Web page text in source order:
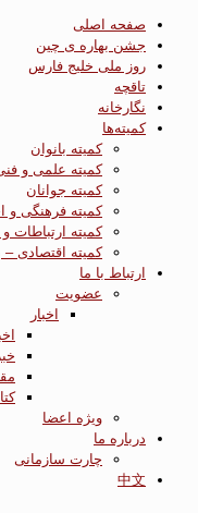
صفحه اصلی
جشن بهاره ی چین
روز ملی خلیج فارس
تاقچه
نگارخانه
کمیته‌ها
کمیته بانوان
کمیته علمی و
کمیته جوانان
کمیته فرهنگی و
کمیته ارتباطات
کمیته اقتصادی –
ارتباط با ما
عضویت
اخبار
ویژه اعضا
درباره ما
چارت سازمانی
中文